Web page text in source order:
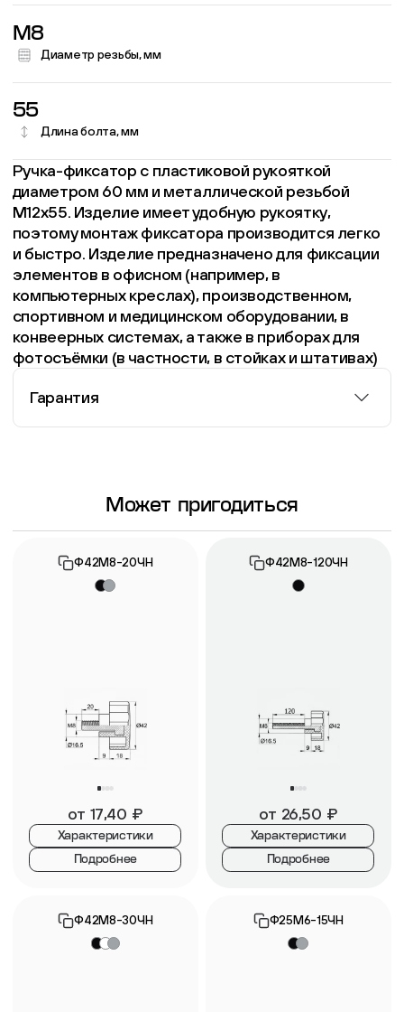
M8
Диаметр резьбы, мм
55
Длина болта, мм
Ручка-фиксатор с пластиковой рукояткой
диаметром 60 мм и металлической резьбой
М12х55. Изделие имеет удобную рукоятку,
поэтому монтаж фиксатора производится легко
и быстро. Изделие предназначено для фиксации
элементов в офисном (например, в
компьютерных креслах), производственном,
спортивном и медицинском оборудовании, в
конвеерных системах, а также в приборах для
фотосъёмки (в частности, в стойках и штативах)
Гарантия
Информация о гарантии
Может пригодиться
Ф42М8-20ЧН
от 17,40 ₽
Характеристики
Подробнее
Ф42М8-120ЧН
от 26,50 ₽
Характеристики
Подробнее
Ф42М8-30ЧН Ф25М6-15ЧН